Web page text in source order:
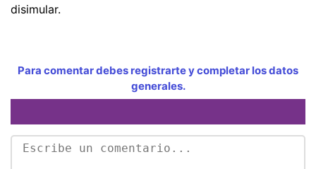
disimular.
Para comentar debes registrarte y completar los datos
generales.